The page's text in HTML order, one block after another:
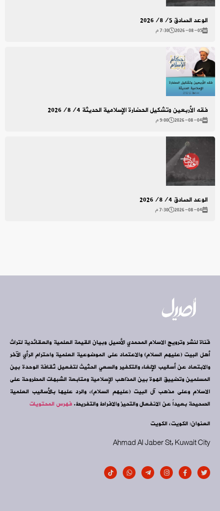
الوعد الصادق 2026/8/5
2026-08-05 7:30 م
فقه الأربعين وتشكيل الحضارة الإسلامية الحديثة 2026/8/4
2026-08-04 9:00 م
الوعد الصادق 2026/8/4
2026-08-04 7:30 م
قناة لنشر وترويج الاسلام المحمدي الأصيل وبيان القيمة العلمية والعقائدية لتراث
أهل البيت (عليهم السلام) والاعتماد على الموضوعية العلمية واحترام الرأي الآخر
والابتعاد عن أساليب الإلغاء والتكفير والسعي الحثيث لتفعيل ثقافة الوحدة بين
المسلمين وتضييق الهوة بين المذاهب الإسلامية ومتابعة الشبهات المطروحة على
الاسلام وعلى مذهب آل البيت (عليهم السلام)، والرد عليها بالأساليب العلمية
الصحيحة بعيداً عن الانفعال والتحيز والافراط والتفريط.فهرس المحتويات
العنوان: الكويت، الكويت
Ahmad Al Jaber St, Kuwait City